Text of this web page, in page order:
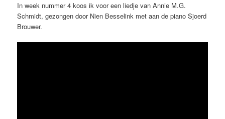
In week nummer 4 koos ik voor een liedje van Annie M.G.
Schmidt, gezongen door Nien Besselink met aan de piano Sjoerd
Brouwer.